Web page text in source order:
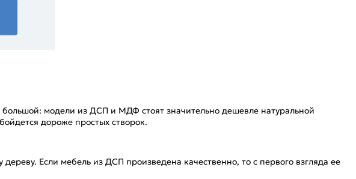
большой: модели из ДСП и МДФ стоят значительно дешевле натуральной
дороже простых створок.
Если мебель из ДСП произведена качественно, то с первого взгляда ее